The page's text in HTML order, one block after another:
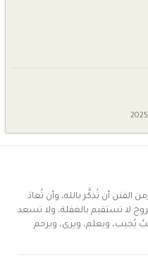
الفتن أن تُذكَّر بالله، وأن تُعادَ
لا تستقيم بالغفلة، ولا تسعد
يُجيب، ويعلم، ويرى، ويرحم